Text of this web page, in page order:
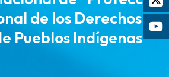
de los Derechos
Pueblos Indígenas”